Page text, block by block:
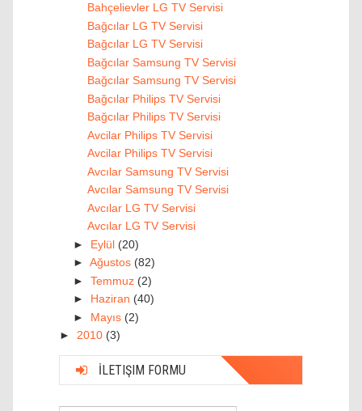
Bahçelievler LG TV Servisi
Bağcılar LG TV Servisi
Bağcılar LG TV Servisi
Bağcılar Samsung TV Servisi
Bağcılar Samsung TV Servisi
Bağcılar Philips TV Servisi
Bağcılar Philips TV Servisi
Avcilar Philips TV Servisi
Avcilar Philips TV Servisi
Avcılar Samsung TV Servisi
Avcılar Samsung TV Servisi
Avcılar LG TV Servisi
Avcılar LG TV Servisi
► Eylül (20)
► Ağustos (82)
► Temmuz (2)
► Haziran (40)
► Mayıs (2)
► 2010 (3)
İLETIŞIM FORMU